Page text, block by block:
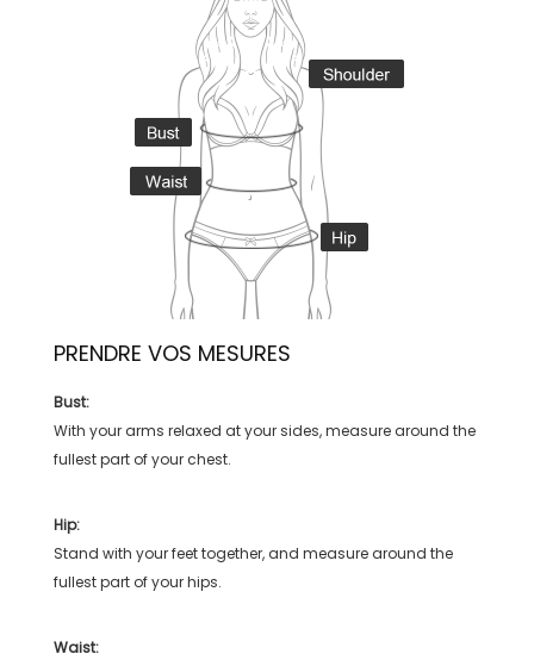
PRENDRE VOS MESURES
Bust:
With your arms relaxed at your sides, measure around the
fullest part of your chest.
Hip:
Stand with your feet together, and measure around the
fullest part of your hips.
Waist: